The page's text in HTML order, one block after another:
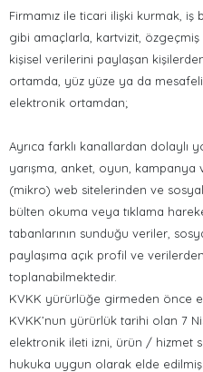
Firmamız ile ticari ilişki kurmak,
gibi amaçlarla, kartvizit,
kişisel verilerini paylaşan
ortamda, yüz yüze ya da
elektronik ortamdan;
Ayrıca farklı kanallardan dolaylı
yarışma, anket, oyun, kampanya
(mikro) web sitelerinden ve
bülten okuma veya tıklama
tabanlarının sunduğu veriler,
paylaşıma açık profil ve
toplanabilmektedir.
KVKK yürürlüğe girmeden önce
KVKK’nun yürürlük tarihi olan 7
elektronik ileti izni, ürün / hizmet
hukuka uygun olarak elde